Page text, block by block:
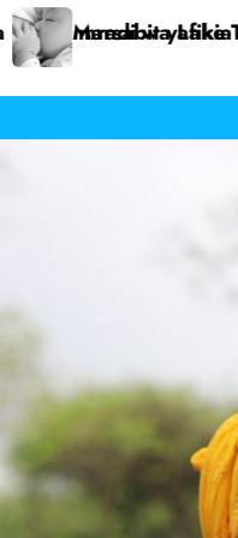
mama pekee
yaanza uchunguzi